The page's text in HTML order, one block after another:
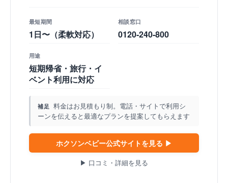
最短期間
1日〜（柔軟対応）
相談窓口
0120-240-800
用途
短期帰省・旅行・イ
ベント利用に対応
補足
料金はお見積もり制。電話・サイトで利用シ
ーンを伝えると最適なプランを提案してもらえます
ホクソンベビー公式サイトを見る ▶
▶ 口コミ・詳細を見る